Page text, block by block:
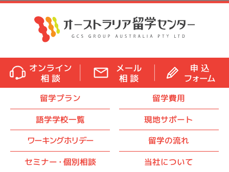
留学プラン
留学費用
語学学校一覧
現地サポート
ワーキングホリデー
留学の流れ
セミナー・ 個別相談 当社について